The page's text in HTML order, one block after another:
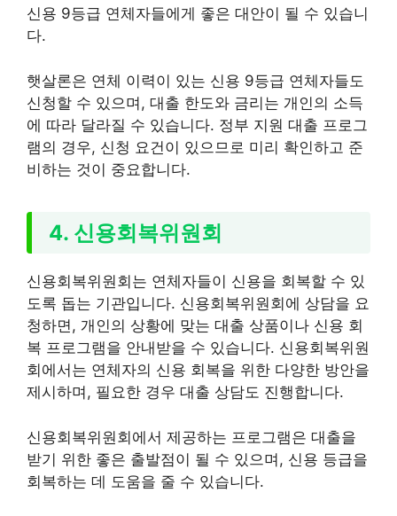
신용 9등급 연체자들에게 좋은 대안이 될 수 있습니
다.
햇살론은 연체 이력이 있는 신용 9등급 연체자들도
신청할 수 있으며, 대출 한도와 금리는 개인의 소득
에 따라 달라질 수 있습니다. 정부 지원 대출 프로그
램의 경우, 신청 요건이 있으므로 미리 확인하고 준
비하는 것이 중요합니다.
4. 신용회복위원회
신용회복위원회는 연체자들이 신용을 회복할 수 있
도록 돕는 기관입니다. 신용회복위원회에 상담을 요
청하면, 개인의 상황에 맞는 대출 상품이나 신용 회
복 프로그램을 안내받을 수 있습니다. 신용회복위원
회에서는 연체자의 신용 회복을 위한 다양한 방안을
제시하며, 필요한 경우 대출 상담도 진행합니다.
신용회복위원회에서 제공하는 프로그램은 대출을
받기 위한 좋은 출발점이 될 수 있으며, 신용 등급을
회복하는 데 도움을 줄 수 있습니다.